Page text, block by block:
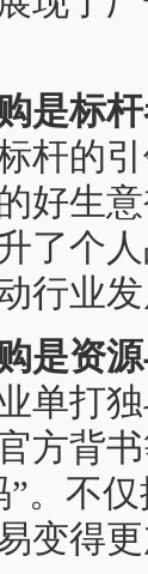
是标
杆的
好生
了个
行业
是资
单打
方背
。不
变得